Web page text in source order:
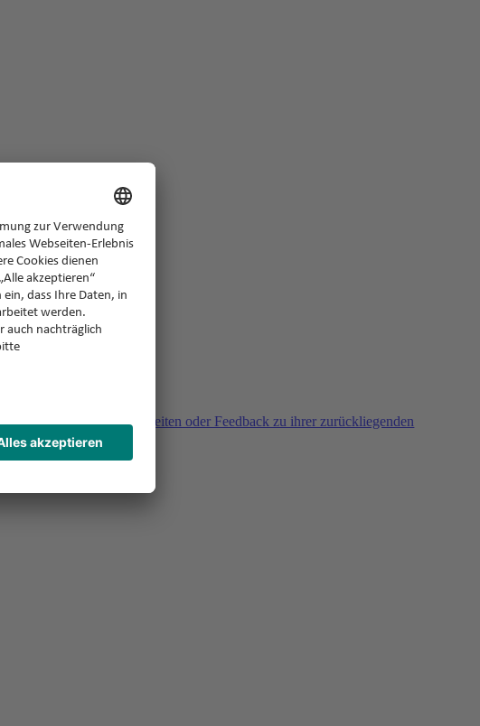
Sie haben Fragen, Unklarheiten oder Feedback zu ihrer zurückliegenden
Buchung?